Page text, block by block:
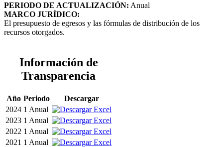
PERIODO DE ACTUALIZACIÓN: Anual
MARCO JURÍDICO:
El presupuesto de egresos y las fórmulas de distribución de los
recursos otorgados.
Información de
Transparencia
Año Periodo
Descargar
2024 1 Anual
2023 1 Anual
2022 1 Anual
2021 1 Anual